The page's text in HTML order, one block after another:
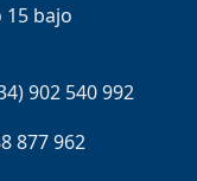
bajo
902 540 992
877 962